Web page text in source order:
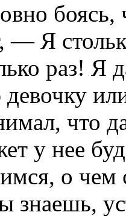
боясь,
— Я
раз! Я
что
у нее
о
знаешь,